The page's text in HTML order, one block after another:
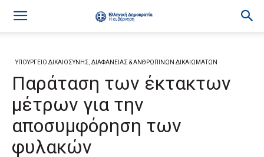
ΥΠΟΥΡΓΕΙΟ ΔΙΚΑΙΟΣΥΝΗΣ, ΔΙΑΦΑΝΕΙΑΣ & ΑΝΘΡΩΠΙΝΩΝ ΔΙΚΑΙΩΜΑΤΩΝ
Παράταση των έκτακτων
μέτρων για την
αποσυμφόρηση των
φυλακών